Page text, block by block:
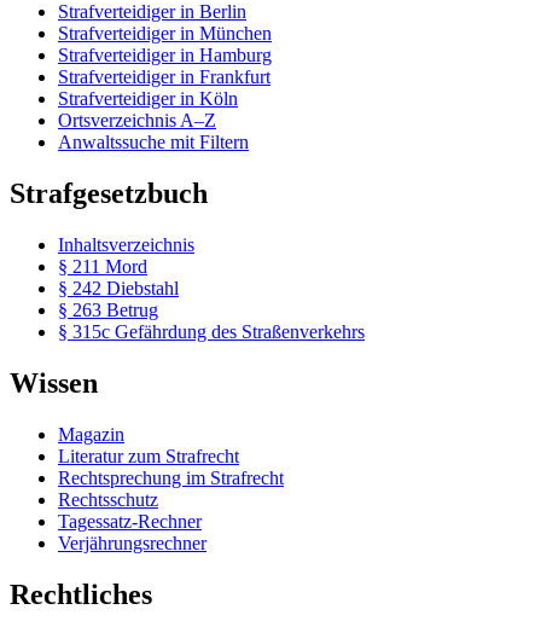
Strafverteidiger in Berlin
Strafverteidiger in München
Strafverteidiger in Hamburg
Strafverteidiger in Frankfurt
Strafverteidiger in Köln
Ortsverzeichnis A–Z
Anwaltssuche mit Filtern
Strafgesetzbuch
Inhaltsverzeichnis
§ 211 Mord
§ 242 Diebstahl
§ 263 Betrug
§ 315c Gefährdung des Straßenverkehrs
Wissen
Magazin
Literatur zum Strafrecht
Rechtsprechung im Strafrecht
Rechtsschutz
Tagessatz-Rechner
Verjährungsrechner
Rechtliches